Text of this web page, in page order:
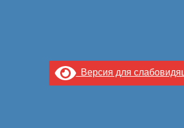
Версия для